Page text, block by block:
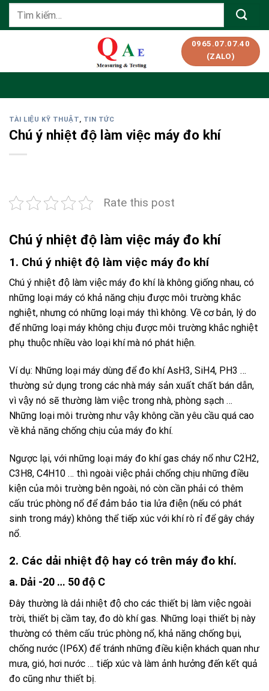
SkipTìm
0965.07.07.40
(ZALO)
TÀI LIỆU KỸ THUẬT, TIN TỨC
Chú ý nhiệt độ làm việc máy đo khí
Rate this post
Chú ý nhiệt độ làm việc máy đo khí
1. Chú ý nhiệt độ làm việc máy đo khí
Chú ý nhiệt độ làm việc máy đo khí là không giống nhau, có
những loại máy có khả năng chịu được môi trường khắc
nghiệt, nhưng có những loại máy thì không. Về cơ bản, lý do
để những loại máy không chịu được môi trường khắc nghiệt
phụ thuộc nhiều vào loại khí mà nó phát hiện.
Ví dụ: Những loại máy dùng để đo khí AsH3, SiH4, PH3 …
thường sử dụng trong các nhà máy sản xuất chất bán dẫn,
vì vậy nó sẽ thường làm việc trong nhà, phòng sạch …
Những loại môi trường như vậy không cần yêu cầu quá cao
về khả năng chống chịu của máy đo khí.
Ngược lại, với những loại máy đo khí gas cháy nổ như C2H2,
C3H8, C4H10 … thì ngoài việc phải chống chịu những điều
kiện của môi trường bên ngoài, nó còn cần phải có thêm
cấu trúc phòng nổ để đảm bảo tia lửa điện (nếu có phát
sinh trong máy) không thể tiếp xúc với khí rò rỉ để gây cháy
nổ.
2. Các dải nhiệt độ hay có trên máy đo khí.
a. Dải -20 … 50 độ C
Đây thường là dải nhiệt độ cho các thiết bị làm việc ngoài
trời, thiết bị cầm tay, đo dò khí gas. Những loại thiết bị này
thường có thêm cấu trúc phòng nổ, khả năng chống bụi,
chống nước (IP6X) để tránh những điều kiện khách quan như
mưa, gió, hơi nước … tiếp xúc và làm ảnh hưởng đến kết quả
đo cũng như thiết bị.